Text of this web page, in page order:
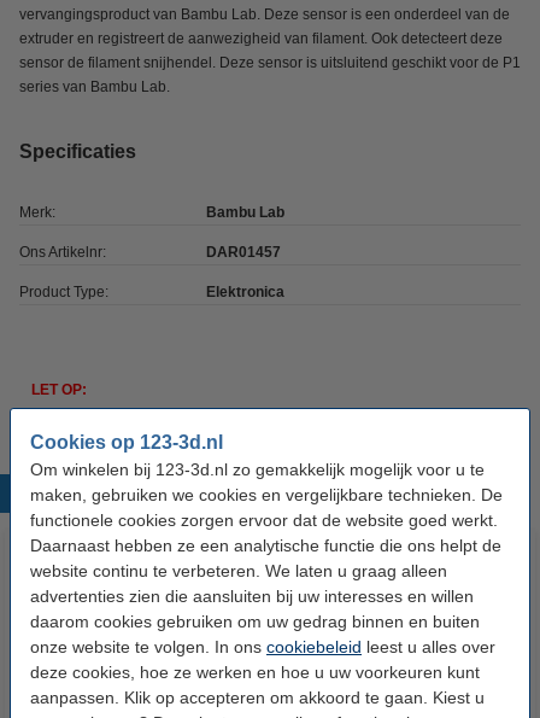
Cookies op 123-3d.nl
Om winkelen bij 123-3d.nl zo gemakkelijk mogelijk voor u te
maken, gebruiken we cookies en vergelijkbare technieken. De
functionele cookies zorgen ervoor dat de website goed werkt.
Daarnaast hebben ze een analytische functie die ons helpt de
website continu te verbeteren. We laten u graag alleen
advertenties zien die aansluiten bij uw interesses en willen
daarom cookies gebruiken om uw gedrag binnen en buiten
onze website te volgen. In ons cookiebeleid leest u alles over
deze cookies, hoe ze werken en hoe u uw voorkeuren kunt
aanpassen. Klik op accepteren om akkoord te gaan. Kiest u
vervangingsproduct van Bambu Lab. Deze sensor is een onderdeel van de
extruder en registreert de aanwezigheid van filament. Ook detecteert deze
sensor de filament snijhendel. Deze sensor is uitsluitend geschikt voor de P1
series van Bambu Lab.
Specificaties
Merk: Bambu Lab
Ons Artikelnr: DAR01457
Product Type: Elektronica
LET OP:
Dit artikel wordt in de4de weekvanaugustusverwacht.
Populaire producten